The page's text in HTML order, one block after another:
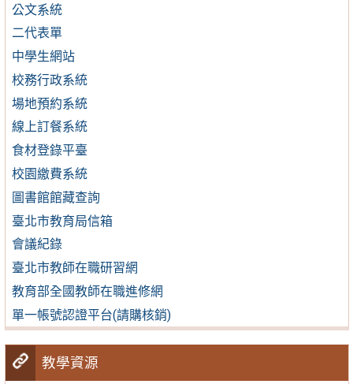
公文系統
二代表單
中學生網站
校務行政系統
場地預約系統
線上訂餐系統
食材登錄平臺
校園繳費系統
圖書館館藏查詢
臺北市教育局信箱
會議紀錄
臺北市教師在職研習網
教育部全國教師在職進修網
單一帳號認證平台(請購核銷)
教學資源